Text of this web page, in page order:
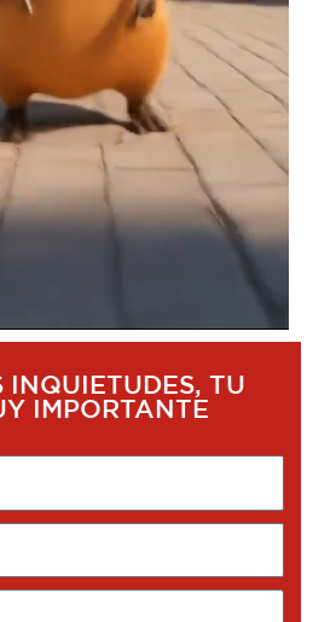
INQUIETUDES, TU
IMPORTANTE